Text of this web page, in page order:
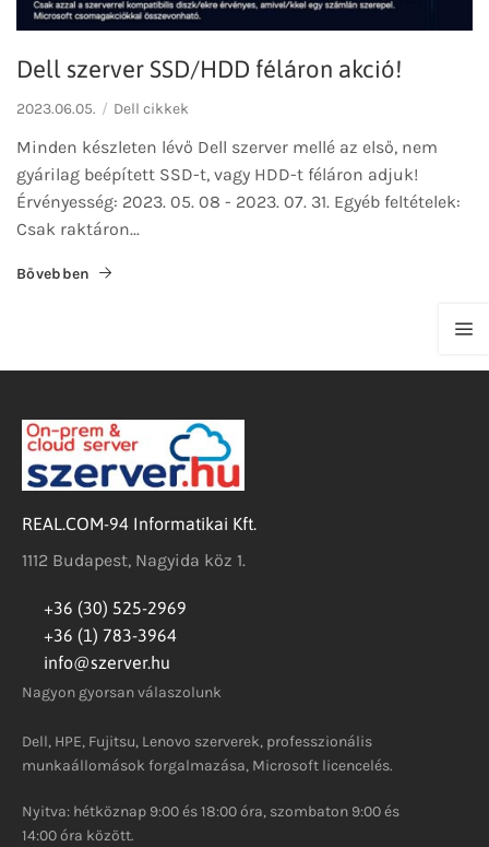
Dell szerver SSD/HDD féláron akció!
2023.06.05. Dell cikkek
Minden készleten lévő Dell szerver mellé az első, nem
gyárilag beépített SSD-t, vagy HDD-t féláron adjuk!
Érvényesség: 2023. 05. 08 - 2023. 07. 31. Egyéb feltételek:
Csak raktáron...
Bővebben
REAL.COM-94 Informatikai Kft.
1112 Budapest, Nagyida köz 1.
+36 (30) 525-2969
+36 (1) 783-3964
info@szerver.hu
Nagyon gyorsan válaszolunk
Dell, HPE, Fujitsu, Lenovo szerverek, professzionális
munkaállomások forgalmazása, Microsoft licencelés.
Nyitva: hétköznap 9:00 és 18:00 óra, szombaton 9:00 és
14:00 óra között.